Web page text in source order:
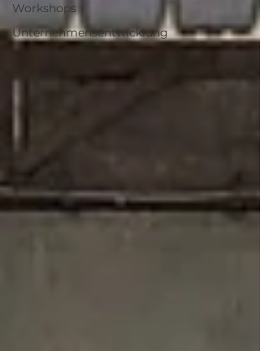
Workshops
Unternehmensentwicklung